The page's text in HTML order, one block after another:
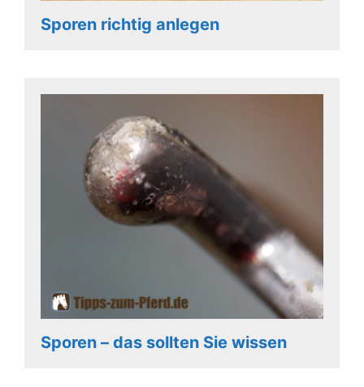
Sporen richtig anlegen
Sporen – das sollten Sie wissen